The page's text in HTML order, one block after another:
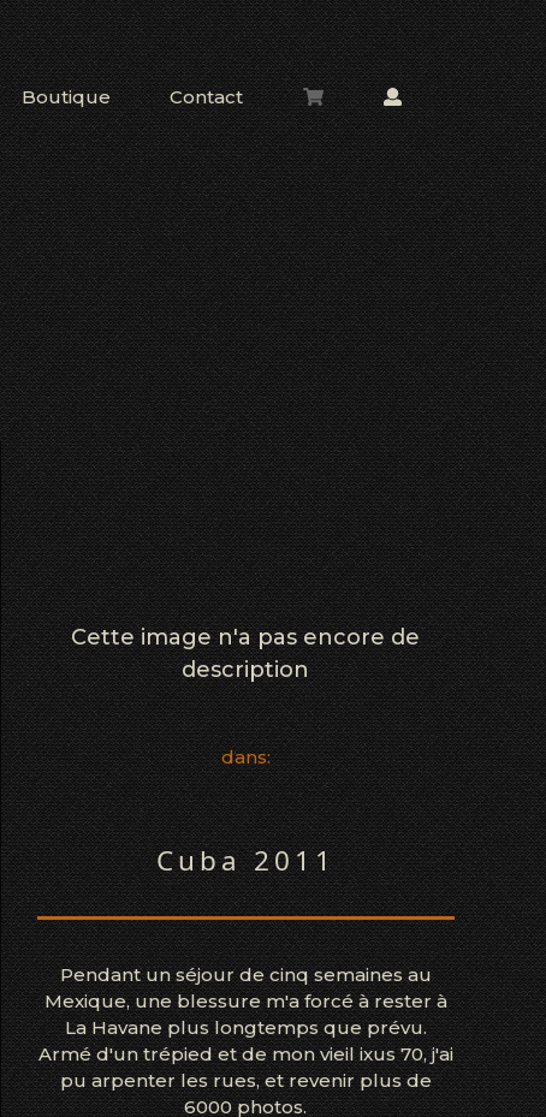
Boutique Contact
Cette image n'a pas encore de
description
dans:
Cuba 2011
Pendant un séjour de cinq semaines au
Mexique, une blessure m'a forcé à rester à
La Havane plus longtemps que prévu.
Armé d'un trépied et de mon vieil ixus 70, j'ai
pu arpenter les rues, et revenir plus de
6000 photos.